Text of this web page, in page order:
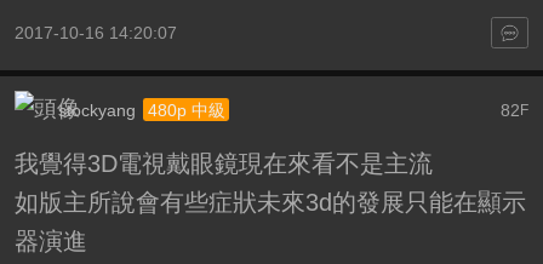
2017-10-16 14:20:07
82F
stockyang 480p 中級
我覺得3D電視戴眼鏡現在來看不是主流
如版主所說會有些症狀未來3d的發展只能在顯示
器演進